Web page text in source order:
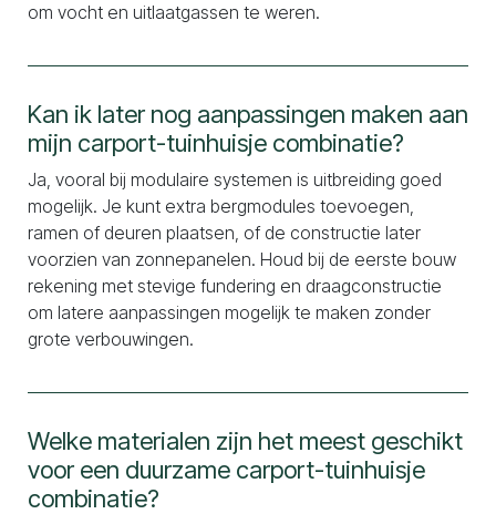
om vocht en uitlaatgassen te weren.
Kan ik later nog aanpassingen maken aan
mijn carport-tuinhuisje combinatie?
Ja, vooral bij modulaire systemen is uitbreiding goed
mogelijk. Je kunt extra bergmodules toevoegen,
ramen of deuren plaatsen, of de constructie later
voorzien van zonnepanelen. Houd bij de eerste bouw
rekening met stevige fundering en draagconstructie
om latere aanpassingen mogelijk te maken zonder
grote verbouwingen.
Welke materialen zijn het meest geschikt
voor een duurzame carport-tuinhuisje
combinatie?